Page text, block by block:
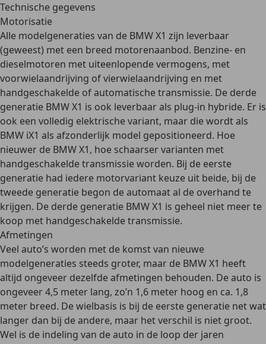
Technische gegevens
Motorisatie
Alle modelgeneraties van de BMW X1 zijn leverbaar
(geweest) met een breed motorenaanbod. Benzine- en
dieselmotoren met uiteenlopende vermogens, met
voorwielaandrijving of vierwielaandrijving en met
handgeschakelde of automatische transmissie. De derde
generatie BMW X1 is ook leverbaar als plug-in hybride. Er is
ook een volledig elektrische variant, maar die wordtals
BMW iX1 als afzonderlijk model gepositioneerd. Hoe
nieuwer de BMW X1, hoe schaarser varianten met
handgeschakelde transmissie worden. Bij de eerste
generatie had iedere motorvariant keuze uit beide, bij de
tweede generatie begon de automaat al de overhand te
krijgen. De derde generatie BMW X1 is geheel niet meer te
koop met handgeschakelde transmissie.
Afmetingen
Veel auto’s worden met de komst van nieuwe
modelgeneraties steeds groter, maar de BMW X1 heeft
altijd ongeveer dezelfde afmetingen behouden. De auto is
ongeveer 4,5 meter lang, zo’n 1,6 meter hoog en ca. 1,8
meter breed. De wielbasis is bij de eerste generatie net wat
langer dan bij de andere, maar het verschil is niet groot.
Wel is de indeling van de auto in de loop der jaren